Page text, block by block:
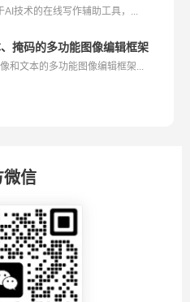
技术的在线写作辅助工具，...
掩码的多功能图像编辑框架
和文本的多功能图像编辑框架...
微信